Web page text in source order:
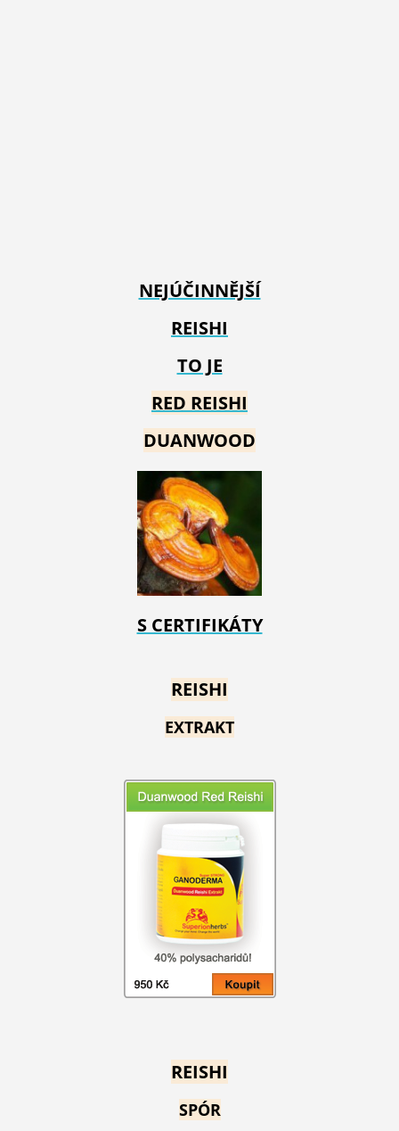
NEJÚČINNĚJŠÍ
REISHI
TO JE
RED REISHI
DUANWOOD
S CERTIFIKÁTY
REISHI
EXTRAKT
REISHI
SPÓR